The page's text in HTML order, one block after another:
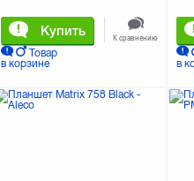
Купить
Товар
в корзине
К сравнению
в